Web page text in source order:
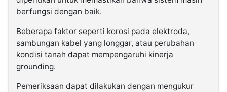
berfungsi dengan baik.
Beberapa faktor seperti korosi pada elektroda,
sambungan kabel yang longgar, atau perubahan
kondisi tanah dapat mempengaruhi kinerja
grounding.
Pemeriksaan dapat dilakukan dengan mengukur